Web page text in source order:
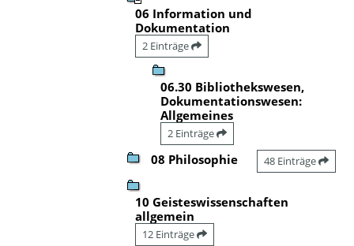
06 Information und
Dokumentation
2 Einträge
06.30 Bibliothekswesen,
Dokumentationswesen:
Allgemeines
2 Einträge
08 Philosophie 48 Einträge
10 Geisteswissenschaften
allgemein
12 Einträge